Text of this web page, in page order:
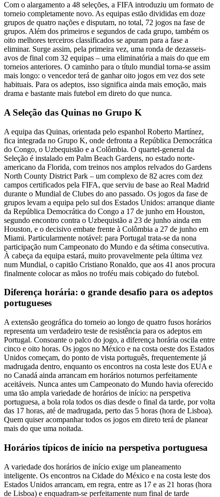
Com o alargamento a 48 seleções, a FIFA introduziu um formato de
torneio completamente novo. As equipas estão divididas em doze
grupos de quatro nações e disputam, no total, 72 jogos na fase de
grupos. Além dos primeiros e segundos de cada grupo, também os
oito melhores terceiros classificados se apuram para a fase a
eliminar. Surge assim, pela primeira vez, uma ronda de dezasseis-
avos de final com 32 equipas – uma eliminatória a mais do que em
torneios anteriores. O caminho para o título mundial torna-se assim
mais longo: o vencedor terá de ganhar oito jogos em vez dos sete
habituais. Para os adeptos, isso significa ainda mais emoção, mais
drama e bastante mais futebol em direto do que nunca.
A Seleção das Quinas no Grupo K
A equipa das Quinas, orientada pelo espanhol Roberto Martínez,
fica integrada no Grupo K, onde defronta a República Democrática
do Congo, o Uzbequistão e a Colômbia. O quartel-general da
Seleção é instalado em Palm Beach Gardens, no estado norte-
americano da Florida, com treinos nos amplos relvados do Gardens
North County District Park – um complexo de 82 acres com dez
campos certificados pela FIFA, que serviu de base ao Real Madrid
durante o Mundial de Clubes do ano passado. Os jogos da fase de
grupos levam a equipa pelo sul dos Estados Unidos: arranque diante
da República Democrática do Congo a 17 de junho em Houston,
segundo encontro contra o Uzbequistão a 23 de junho ainda em
Houston, e o decisivo embate frente à Colômbia a 27 de junho em
Miami. Particularmente notável: para Portugal trata-se da nona
participação num Campeonato do Mundo e da sétima consecutiva.
À cabeça da equipa estará, muito provavelmente pela última vez
num Mundial, o capitão Cristiano Ronaldo, que aos 41 anos procura
finalmente colocar as mãos no troféu mais cobiçado do futebol.
Diferença horária: o grande desafio para os adeptos
portugueses
A extensão geográfica do torneio ao longo de quatro fusos horários
representa um verdadeiro teste de resistência para os adeptos em
Portugal. Consoante o palco do jogo, a diferença horária oscila entre
cinco e oito horas. Os jogos no México e na costa oeste dos Estados
Unidos começam, do ponto de vista português, frequentemente já
madrugada dentro, enquanto os encontros na costa leste dos EUA e
no Canadá ainda arrancam em horários noturnos perfeitamente
aceitáveis. Nunca antes um Campeonato do Mundo havia oferecido
uma tão ampla variedade de horários de início: na perspetiva
portuguesa, a bola rola todos os dias desde o final da tarde, por volta
das 17 horas, até de madrugada, perto das 5 horas (hora de Lisboa).
Quem quiser acompanhar todos os jogos em direto terá de planear
mais do que uma noitada.
Horários típicos de início na perspetiva portuguesa
A variedade dos horários de início exige um planeamento
inteligente. Os encontros na Cidade do México e na costa leste dos
Estados Unidos arrancam, em regra, entre as 17 e as 21 horas (hora
de Lisboa) e enquadram-se perfeitamente num final de tarde